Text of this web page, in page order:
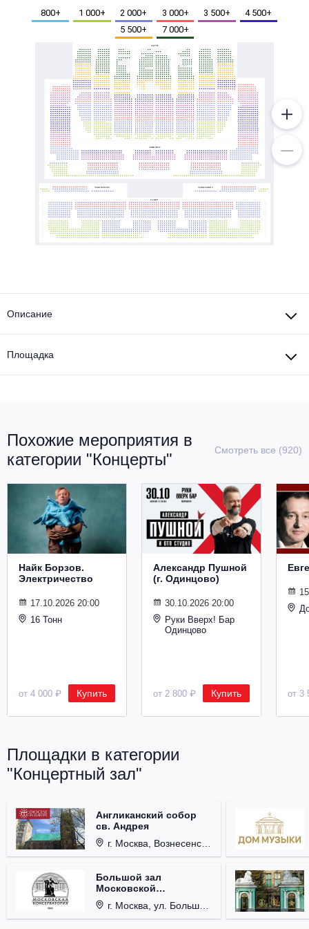
Металл
Описание
Площадка
Похожие мероприятия в
категории "Концерты"
Смотреть все (920)
Найк Борзов.
Электричество
17.10.2026 20:00
16 Тонн
от 4 000 ₽ Купить
Александр Пушной
(г. Одинцово)
30.10.2026 20:00
Руки Вверх! Бар
Одинцово
от 2 800 ₽ Купить от 3
Площадки в категории
"Концертный зал"
Англиканский собор
св. Андрея
г. Москва, Вознесенский пер., д. 8/5, стр. 3.
Большой зал
Московской
консерватории им. П.И.
Чайковского
г. Москва, ул. Большая Никитская, д. 13.